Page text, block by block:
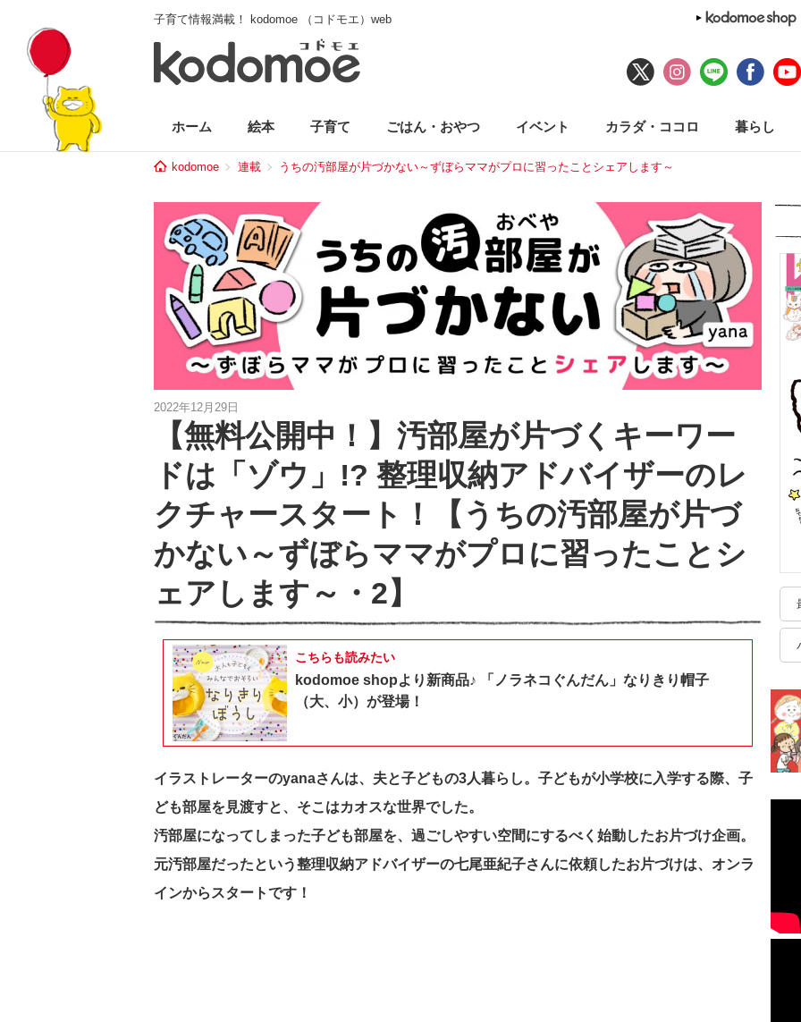
子育て情報満載！ kodomoe （コドモエ）web
ホーム 絵本 子育て ごはん・おやつ イベント カラダ・ココロ 暮らし
kodomoe 連載 うちの汚部屋が片づかない～ずぼらママがプロに習ったことシェアします～
2022年12月29日
【無料公開中！】汚部屋が片づくキーワー
ドは「ゾウ」!? 整理収納アドバイザーのレ
クチャースタート！【うちの汚部屋が片づ
かない～ずぼらママがプロに習ったことシ
ェアします～・2】
こちらも読みたい
kodomoe shopより新商品♪ 「ノラネコぐんだん」なりきり帽子
（大、小）が登場！
イラストレーターのyanaさんは、夫と子どもの3人暮らし。子どもが小学校に入学する際、子
ども部屋を見渡すと、そこはカオスな世界でした。
汚部屋になってしまった子ども部屋を、過ごしやすい空間にするべく始動したお片づけ企画。
元汚部屋だったという整理収納アドバイザーの七尾亜紀子さんに依頼したお片づけは、オンラ
インからスタートです！